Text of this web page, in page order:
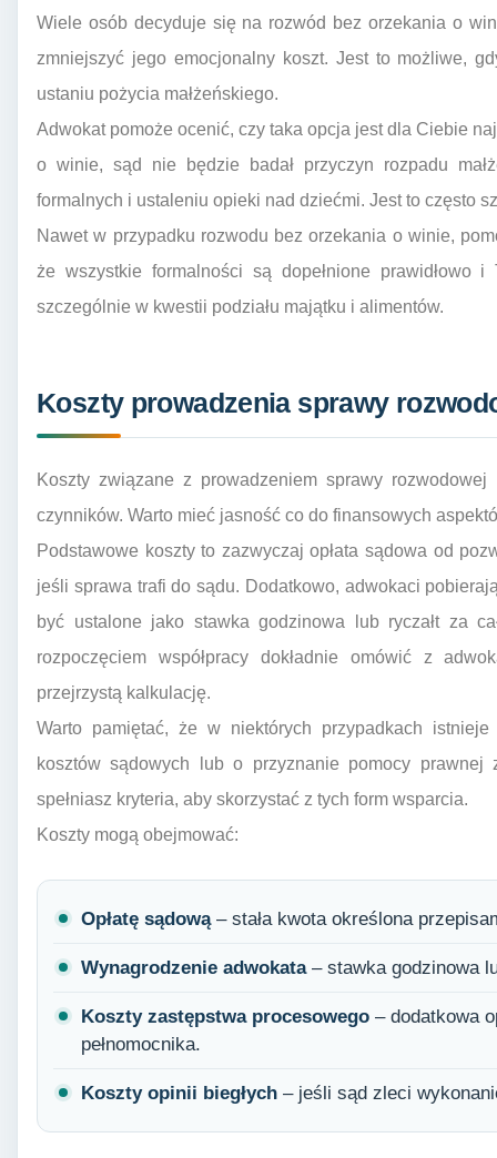
Wiele osób decyduje się na rozwód bez orzekania o
zmniejszyć jego emocjonalny koszt. Jest to możliwe,
ustaniu pożycia małżeńskiego.
Adwokat pomoże ocenić, czy taka opcja jest dla Ciebie
o winie, sąd nie będzie badał przyczyn rozpadu
formalnych i ustaleniu opieki nad dziećmi. Jest to często
Nawet w przypadku rozwodu bez orzekania o winie,
że wszystkie formalności są dopełnione prawidłowo
szczególnie w kwestii podziału majątku i alimentów.
Koszty prowadzenia sprawy
Koszty związane z prowadzeniem sprawy
czynników. Warto mieć jasność co do finansowych
Podstawowe koszty to zazwyczaj opłata sądowa od
jeśli sprawa trafi do sądu. Dodatkowo, adwokaci
być ustalone jako stawka godzinowa lub ryczałt za
rozpoczęciem współpracy dokładnie omówić z
przejrzystą kalkulację.
Warto pamiętać, że w niektórych przypadkach
kosztów sądowych lub o przyznanie pomocy
spełniasz kryteria, aby skorzystać z tych form wsparcia.
Koszty mogą obejmować:
Opłatę sądową– stała kwota określona
Wynagrodzenie adwokata– stawka godzinowa
Koszty zastępstwa procesowego – dodatkowa
pełnomocnika.
Koszty opinii biegłych – jeśli sąd zleci